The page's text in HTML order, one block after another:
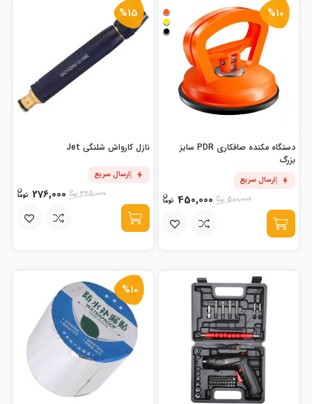
%10
دستگاه مکنده صافکاری PDR سایز
بزرگ
ارسال سریع
500,000
450,000
%15
نازل کارواش شلنگی Jet
ارسال سریع
325,000
276,000
%10